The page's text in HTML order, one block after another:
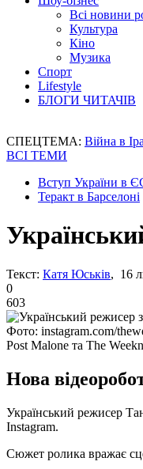
Всі новини
Культура
Кіно
Музика
Спорт
Lifestyle
БЛОГИ ЧИТАЧІВ
СПЕЦТЕМА: Війна в
ВСІ ТЕМИ
Вступ України в
Теракт в Барселоні
Текст: Катя Юськів, 16
0
603
Фото: instagram.com/
Post Malone та The
Нова
Український режисер
Instagram.
Сюжет ролика вражає